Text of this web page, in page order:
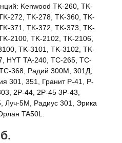
Kenwood TK-260, TK-
272, TK-278, TK-360, TK-
371, TK-372, TK-373, TK-
2100, TK-2102, TK-2106,
TK-3101, TK-3102, TK-
HYT TA-240, TC-265, TC-
368, Радий 300М, 301Д,
301, 351, Гранит P-41, P-
2P-44, 2P-45 3P-43,
Луч-5М, Радиус 301, Эрика
TA50L.